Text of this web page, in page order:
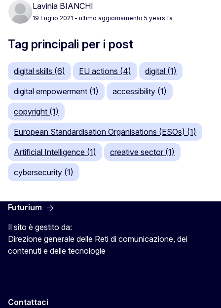
Lavinia BIANCHI
19 Luglio 2021 - ultimo aggiornamento 5 years fa
Tag principali per i post
digital skills (6) EU actions (4) digital (1)
digital empowerment (1) accessibility (1)
copyright (1)
European Standardisation Organisations (ESOs) (1)
Artificial Intelligence (1) creative sector (1)
cybersecurity (1)
Futurium
Il sito è gestito da:
Direzione generale delle Reti di comunicazione, dei
contenuti e delle tecnologie
Contattaci